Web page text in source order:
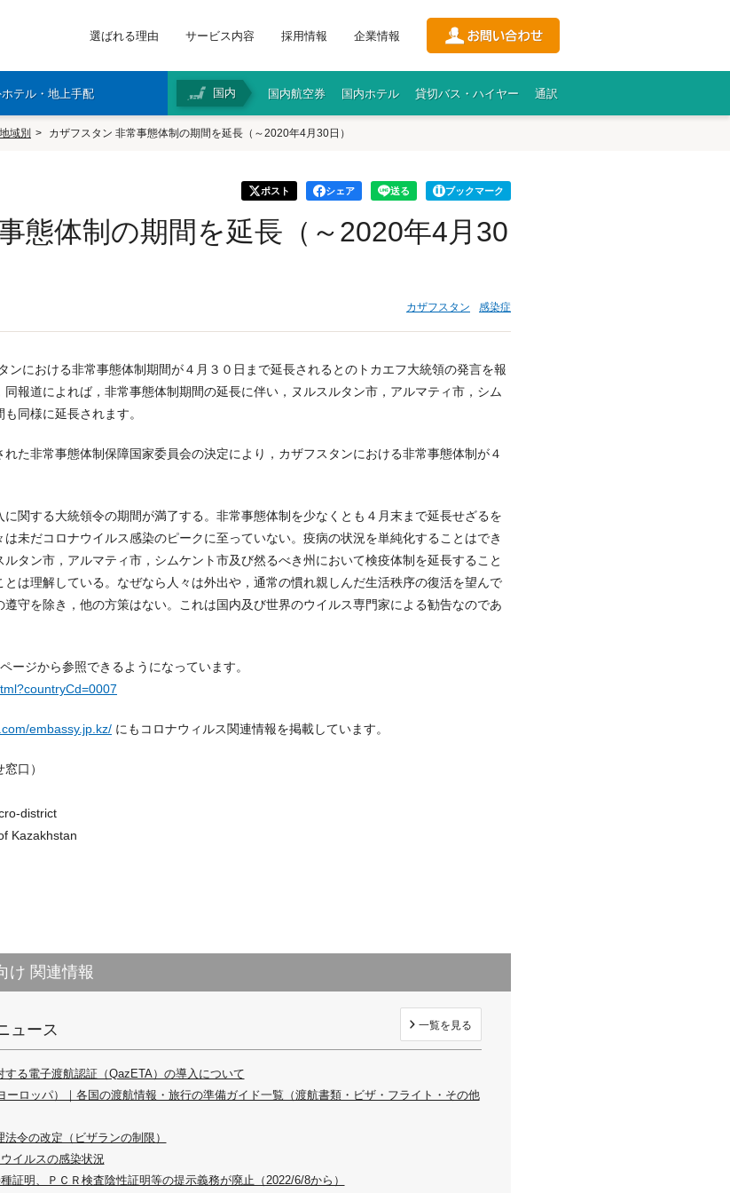
選ばれる理由 サービス内容 採用情報 企業情報
テル・地上手配 国内 国内航空券 国内ホテル 貸切バス・ハイヤー 通訳
域別 カザフスタン 非常事態体制の期間を延長（～2020年4月30日）
ポスト シェア 送る ブックマーク
態体制の期間を延長（～2020年4月30
カザフスタン 感染症
における非常事態体制期間が４月３０日まで延長されるとのトカエフ大統領の発言を報
報道によれば，非常事態体制期間の延長に伴い，ヌルスルタン市，アルマティ市，シム
同様に延長されます。
た非常事態体制保障国家委員会の決定により，カザフスタンにおける非常事態体制が４
関する大統領令の期間が満了する。非常事態体制を少なくとも４月末まで延長せざるを
未だコロナウイルス感染のピークに至っていない。疫病の状況を単純化することはでき
タン市，アルマティ市，シムケント市及び然るべき州において検疫体制を延長すること
は理解している。なぜなら人々は外出や，通常の慣れ親しんだ生活秩序の復活を望んで
守を除き，他の方策はない。これは国内及び世界のウイルス専門家による勧告なのであ
ージから参照できるようになっています。
embassy.jp.kz/ にもコロナウィルス関連情報を掲載しています。
口）
district
Kazakhstan
け 関連情報
ュース 一覧を見る
する電子渡航認証（QazETA）の導入について
ーロッパ）｜各国の渡航情報・旅行の準備ガイド一覧（渡航書類・ビザ・フライト・その他
令の改定（ビザランの制限）
イルスの感染状況
証明、ＰＣＲ検査陰性証明等の提示義務が廃止（2022/6/8から）